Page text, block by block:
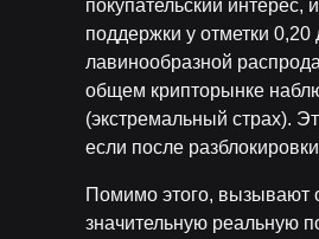
покупательский
поддержки у отметки 0,20
лавинообразной
общем крипторынке
(экстремальный страх).
если после
Помимо этого, вызывают
значительную реальную